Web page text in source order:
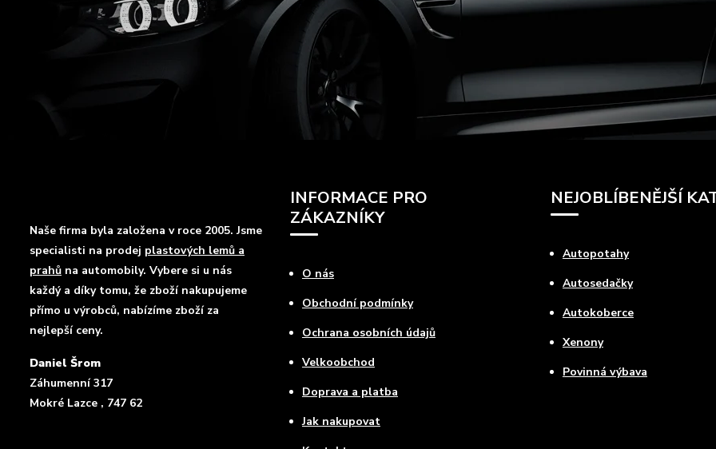
Naše firma byla založena v roce 2005. Jsme
specialisti na prodej plastových lemů a
prahů na automobily. Vybere si u nás
každý a díky tomu, že zboží nakupujeme
přímo u výrobců, nabízíme zboží za
nejlepší ceny.
Daniel Šrom
Záhumenní 317
Mokré Lazce , 747 62
INFORMACE PRO
ZÁKAZNÍKY
O nás
Obchodní podmínky
Ochrana osobních údajů
Velkoobchod
Doprava a platba
Jak nakupovat
NEJOBLÍBENĚJŠÍ
Autopotahy
Autosedačky
Autokoberce
Xenony
Povinná výbava